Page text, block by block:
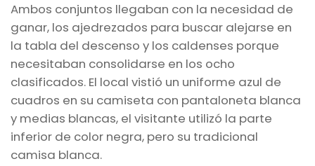
Ambos conjuntos llegaban con la necesidad de
ganar, los ajedrezados para buscar alejarse en
la tabla del descenso y los caldenses porque
necesitaban consolidarse en los ocho
clasificados. El local vistió un uniforme azul de
cuadros en su camiseta con pantaloneta blanca
y medias blancas, el visitante utilizó la parte
inferior de color negra, pero su tradicional
camisa blanca.